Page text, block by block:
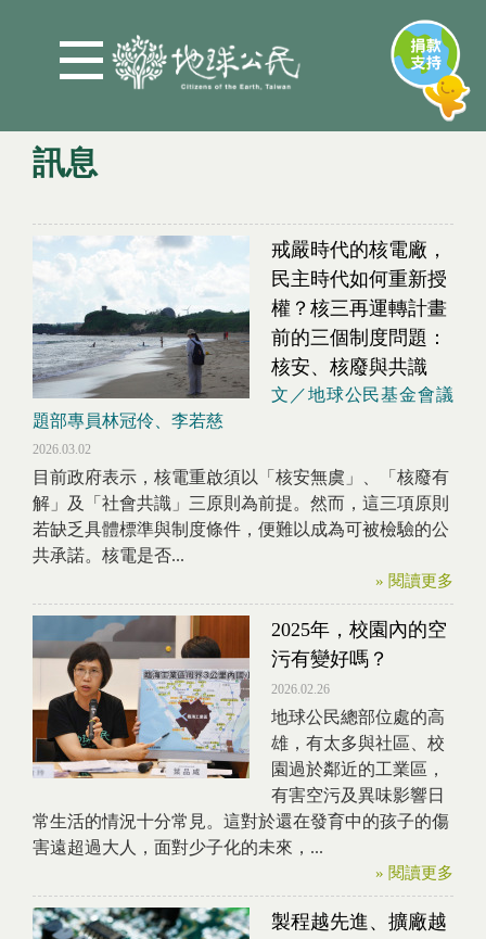
訊息
您在這裡
戒嚴時代的核電廠，
民主時代如何重新授
權？核三再運轉計畫
前的三個制度問題：
核安、核廢與共識
文／地球公民基金會議
題部專員林冠伶、李若慈
2026.03.02
目前政府表示，核電重啟須以「核安無虞」、「核廢有
解」及「社會共識」三原則為前提。然而，這三項原則
若缺乏具體標準與制度條件，便難以成為可被檢驗的公
共承諾。核電是否...
» 閱讀更多
2025年，校園內的空
污有變好嗎？
2026.02.26
地球公民總部位處的高
雄，有太多與社區、校
園過於鄰近的工業區，
有害空污及異味影響日
常生活的情況十分常見。這對於還在發育中的孩子的傷
害遠超過大人，面對少子化的未來，...
» 閱讀更多
製程越先進、擴廠越